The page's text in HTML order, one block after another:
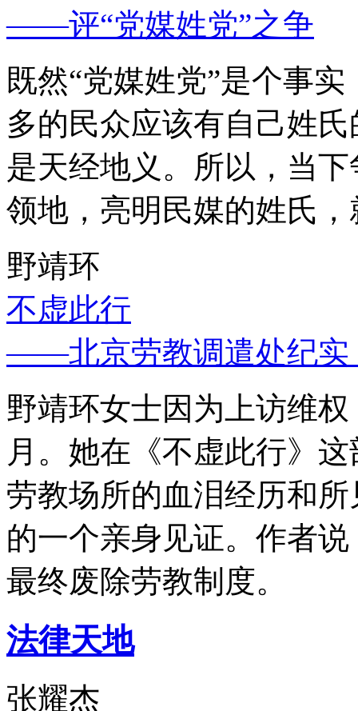
——评“党媒姓党”之争
既然“党媒姓党”是个事
多的民众应该有自己姓
是天经地义。所以，当
领地，亮明民媒的姓氏
野靖环
不虚此行
——北京劳教调遣处纪实
野靖环女士因为上访维
月。她在《不虚此行》
劳教场所的血泪经历和
的一个亲身见证。作者
最终废除劳教制度。
法律天地
张耀杰